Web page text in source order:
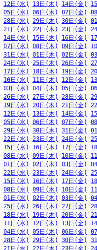
12日(水) 13日(木) 14日(金)
05日(水) 06日(木) 07日(金)
28日(水) 29日(木) 30日(金)
21日(水) 22日(木) 23日(金)
14日(水) 15日(木) 16日(金)
07日(水) 08日(木) 09日(金)
31日(水) 01日(木) 02日(金)
24日(水) 25日(木) 26日(金)
17日(水) 18日(木) 19日(金)
10日(水) 11日(木) 12日(金)
03日(水) 04日(木) 05日(金)
26日(水) 27日(木) 28日(金)
19日(水) 20日(木) 21日(金)
12日(水) 13日(木) 14日(金)
05日(水) 06日(木) 07日(金)
29日(水) 30日(木) 31日(金)
22日(水) 23日(木) 24日(金)
15日(水) 16日(木) 17日(金)
08日(水) 09日(木) 10日(金)
01日(水) 02日(木) 03日(金)
22日(水) 23日(木) 24日(金)
15日(水) 16日(木) 17日(金)
08日(水) 09日(木) 10日(金)
01日(水) 02日(木) 03日(金)
25日(水) 26日(木) 27日(金)
18日(水) 19日(木) 20日(金)
11日(水) 12日(木) 13日(金)
04日(水) 05日(木) 06日(金)
28日(水) 29日(木) 30日(金)
21日(水) 22日(木) 23日(金)